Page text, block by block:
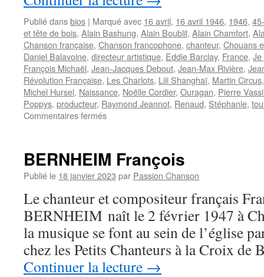
Publié dansbios | Marqué avec 16 avril, 16 avril 1946, 1946,
et tête de bois, Alain Bashung, Alain Boublil, Alain Chamfort,
Chanson française, Chanson francophone, chanteur, Chouans
Daniel Balavoine, directeur artistique, Eddie Barclay, France, Je
François Michaël, Jean-Jacques Debout, Jean-Max Rivière,
Révolution Française, Les Charlots, Lili Shanghaï, Martin Circus
Michel Hursel, Naissance, Noëlle Cordier, Ouragan, Pierre
Poppys, producteur, Raymond Jeannot, Renaud, Stéphanie,
Commentaires ferméssur
(Yves
ROZE)
BERNHEIM François
Publié le 18 janvier 2023 par Passion Chanson
Le chanteur et compositeur français
BERNHEIM naît le 2 février 1947 à
la musique se font au sein de l’église
chez les Petits Chanteurs à la Croix de
Continuer la lecture →